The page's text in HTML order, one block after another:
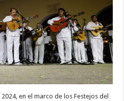
en el marco de los Festejos del